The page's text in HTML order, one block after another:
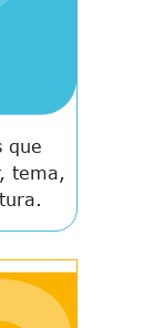
que
tema,